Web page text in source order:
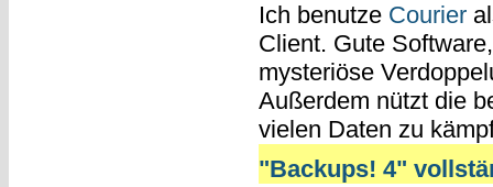
Ich benutze Courier
Client. Gute
mysteriöse
Außerdem nützt die
vielen Daten zu
"Backups! 4"